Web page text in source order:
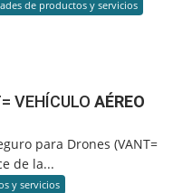
de productos y servicios
VEHÍCULOAÉREO
para Drones (VANT=
de la...
y servicios